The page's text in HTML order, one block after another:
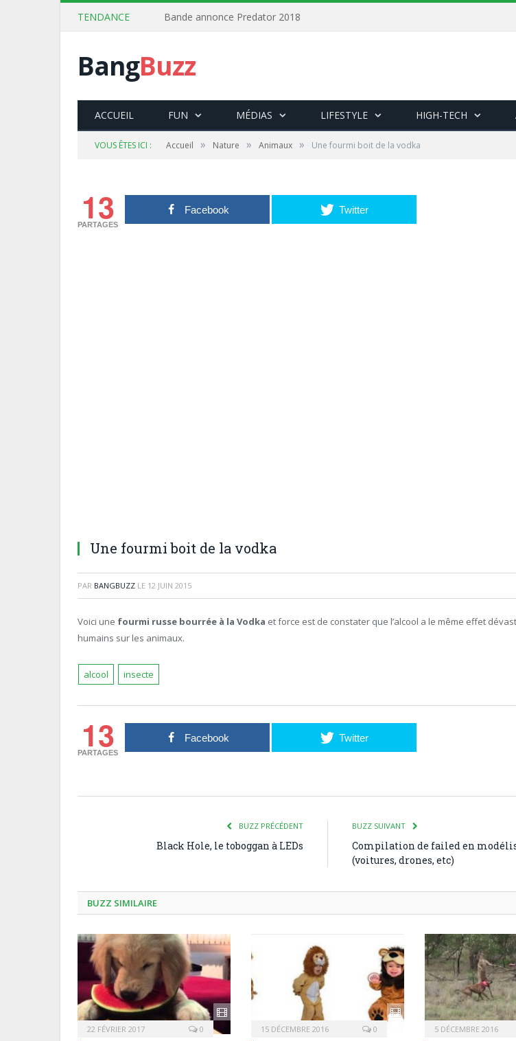
TENDANCE Bande annonce Predator 2018
BangBuzz
ACCUEIL FUN MÉDIAS LIFESTYLE HIGH-TECH
VOUS ÊTES ICI : Accueil » Nature » Animaux » Une fourmi boit de la vodka
13
PARTAGES
Facebook Twitter
Une fourmi boit de la vodka
PAR BANGBUZZ LE 12 JUIN 2015
Voici une fourmi russe bourrée à la Vodka et force est de constater que l’alcool a le même effet
humains sur les animaux.
alcool insecte
13
PARTAGES
Facebook Twitter
BUZZ PRÉCÉDENT
Black Hole, le toboggan à LEDs
BUZZ SUIVANT
Compilation de failed en
(voitures, drones, etc)
BUZZ SIMILAIRE
22 FÉVRIER 2017 0 15 DÉCEMBRE 2016 0 5 DÉCEMBRE 2016